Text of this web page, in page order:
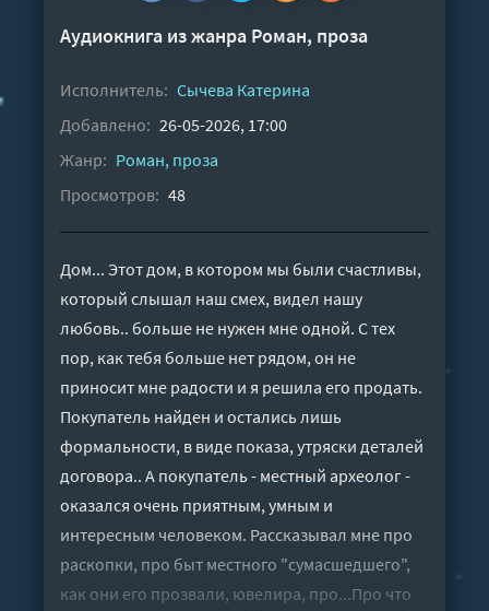
Аудиокнига из жанра Роман, проза
Исполнитель: Сычева Катерина
Добавлено: 26-05-2026, 17:00
Жанр: Роман, проза
Просмотров: 48
Дом... Этот дом, в котором мы были счастливы,
который слышал наш смех, видел нашу
любовь.. больше не нужен мне одной. С тех
пор, как тебя больше нет рядом, он не
приносит мне радости и я решила его продать.
Покупатель найден и остались лишь
формальности, в виде показа, утряски деталей
договора.. А покупатель - местный археолог -
оказался очень приятным, умным и
интересным человеком. Рассказывал мне про
раскопки, про быт местного "сумасшедшего",
как они его прозвали, ювелира, про...Про что